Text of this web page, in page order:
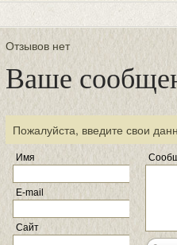
Отзывов нет
Ваше
Пожалуйста, введите свои
Имя
E-mail
Сайт